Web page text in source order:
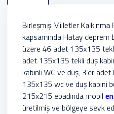
Birleşmiş Milletler Kalkınma
kapsamında Hatay
üzere 46 adet 135x135
adet 135x135 tekli duş
kabinli WC ve duş, 3'er
135x135 wc ve duş kabini
215x215 ebadında mobil
üretilmiş ve bölgeye sevk